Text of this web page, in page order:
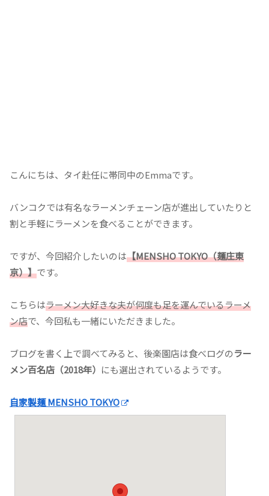
こんにちは、タイ赴任に帯同中のEmmaです。
バンコクでは有名なラーメンチェーン店が進出していたりと
割と手軽にラーメンを食べることができます。
ですが、今回紹介したいのは【MENSHO TOKYO（麺庄東
京）】です。
こちらはラーメン大好きな夫が何度も足を運んでいるラーメ
ン店で、今回私も一緒にいただきました。
ブログを書く上で調べてみると、後楽園店は食べログのラー
メン百名店（2018年） にも選出されているようです。
自家製麺 MENSHO TOKYO